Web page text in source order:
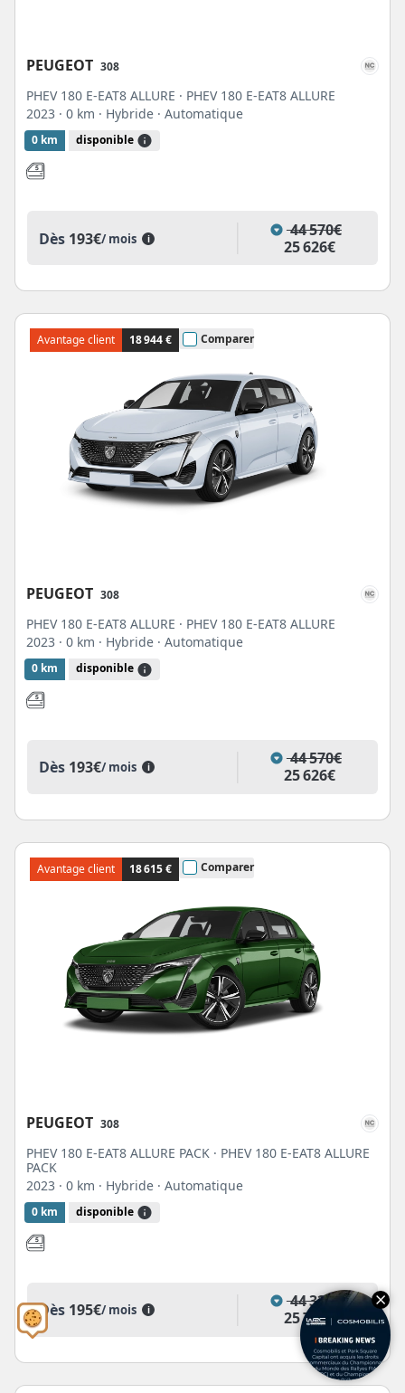
PEUGEOT 308
PHEV 180 E-EAT8 ALLURE · PHEV 180 E-EAT8 ALLURE
2023 · 0 km · Hybride · Automatique
0 km disponible
Dès 193€/ mois i
44 570€
25 626€
Avantage client 18 944 € Comparer
PEUGEOT 308
PHEV 180 E-EAT8 ALLURE · PHEV 180 E-EAT8 ALLURE
2023 · 0 km · Hybride · Automatique
0 km disponible
Dès 193€/ mois i
44 570€
25 626€
Avantage client 18 615 € Comparer
PEUGEOT 308
PHEV 180 E-EAT8 ALLURE PACK · PHEV 180 E-EAT8 ALLURE
PACK
2023 · 0 km · Hybride · Automatique
0 km disponible
Dès 195€/ mois i
44 320€
25 705€